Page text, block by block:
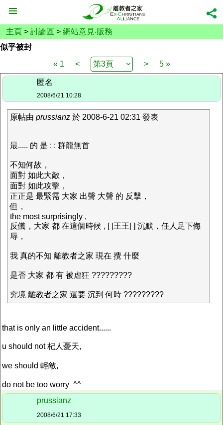
主頁 > 討論區 > 網站意見‧版務
似乎被封
« 1
< > 5 »
匿名
2008/6/21 10:28
原帖由 prussianz 於 2008-6-21 02:31 發表
最..... 的 是 : : 群龍無首
不知何故，
面對 如此大敵，
面對 如此攻擊，
正正是 最緊需 大家 出聲 大聲 的 反擊，
但，
the most surprisingly ,
反儀，大家 都 在這個時候 , [ |王王| ] 沉默，任人足下侮
辱，
我 真的不知 離教者之家 現在 攪 什麼
是否 大家 都 有 被虐狂 ?????????
究境 離教者之家 還要 沉到 何時 ?????????
that is only an little accident......
u should not 杞人憂天,
we should 輕敵,
do not be too worry ^^
prussianz
2008/6/21 17:33